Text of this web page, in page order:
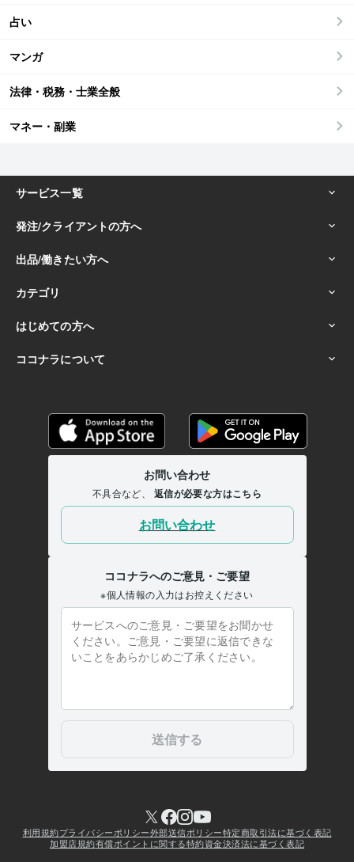
占い
マンガ
法律・税務・士業全般
マネー・副業